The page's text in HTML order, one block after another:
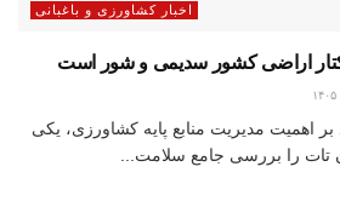
اخبار کشاورزی و باغبانی
اهمیت مدیریت منابع پایه کشاورزی، یکی
را بررسی جامع سلامت...